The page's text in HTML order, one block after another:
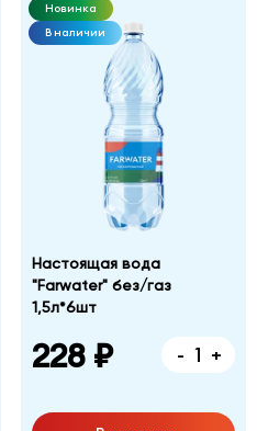
Новинка
В наличии
Настоящая вода
"Farwater" без/газ
1,5л*6шт
228 ₽ - +